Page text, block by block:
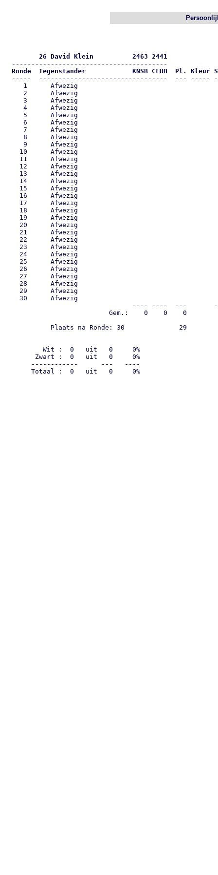
         26 David Klein          2463 2441
Ronde  Tegenstander            KNSB CLUB  Pl. Kleur
-----  ---------------------------------  --- -----
1      Afwezig
2      Afwezig
3      Afwezig
4      Afwezig
5      Afwezig
6      Afwezig
7      Afwezig
8      Afwezig
9      Afwezig
10      Afwezig
11      Afwezig
12      Afwezig
13      Afwezig
14      Afwezig
15      Afwezig
16      Afwezig
17      Afwezig
18      Afwezig
19      Afwezig
20      Afwezig
21      Afwezig
22      Afwezig
23      Afwezig
24      Afwezig
25      Afwezig
26      Afwezig
27      Afwezig
28      Afwezig
29      Afwezig
30      Afwezig
---- ----  ---
Gem.:    0    0    0
Plaats na Ronde: 30              29
          Wit :  0   uit   0     0%
        Zwart :  0   uit   0     0%
       ------------      ---   ----
       Totaal :  0   uit   0     0%